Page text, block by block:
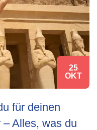
25
OKT
für deinen
Alles, was du